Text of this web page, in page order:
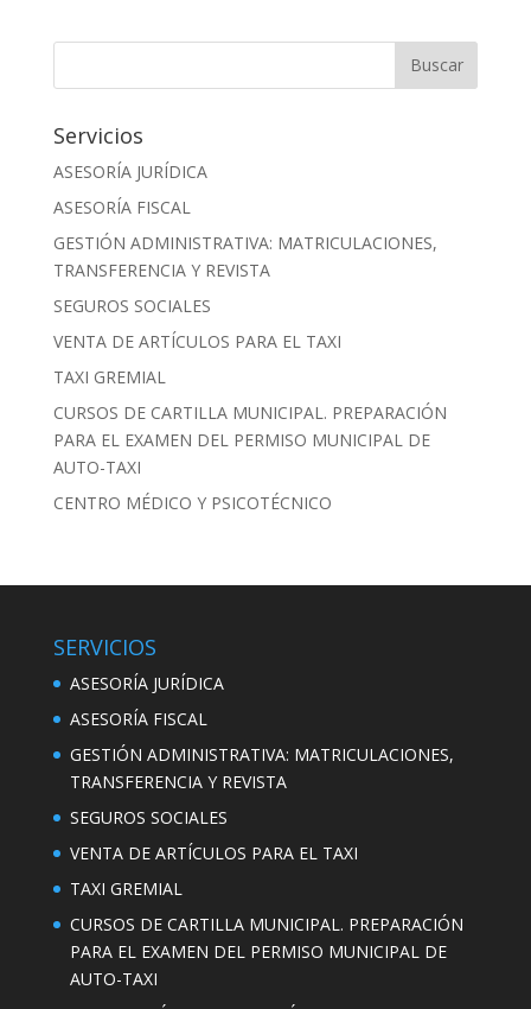
Servicios
ASESORÍA JURÍDICA
ASESORÍA FISCAL
GESTIÓN ADMINISTRATIVA: MATRICULACIONES,
TRANSFERENCIA Y REVISTA
SEGUROS SOCIALES
VENTA DE ARTÍCULOS PARA EL TAXI
TAXI GREMIAL
CURSOS DE CARTILLA MUNICIPAL. PREPARACIÓN
PARA EL EXAMEN DEL PERMISO MUNICIPAL DE
AUTO-TAXI
CENTRO MÉDICO Y PSICOTÉCNICO
SERVICIOS
ASESORÍA JURÍDICA
ASESORÍA FISCAL
GESTIÓN ADMINISTRATIVA: MATRICULACIONES,
TRANSFERENCIA Y REVISTA
SEGUROS SOCIALES
VENTA DE ARTÍCULOS PARA EL TAXI
TAXI GREMIAL
CURSOS DE CARTILLA MUNICIPAL. PREPARACIÓN
PARA EL EXAMEN DEL PERMISO MUNICIPAL DE
AUTO-TAXI